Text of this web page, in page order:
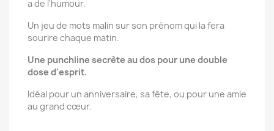
a de l'humour.
Un jeu de mots malin sur son prénom qui la fera
sourire chaque matin.
Une punchline secrète au dos pour une double
dose d'esprit.
Idéal pour un anniversaire, sa fête, ou pour une amie
au grand cœur.